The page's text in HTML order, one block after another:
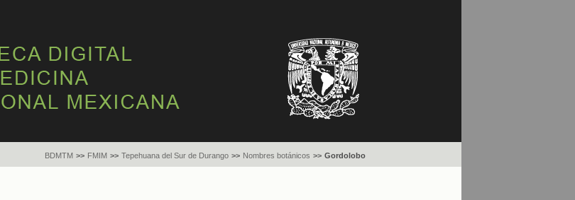
BDMTM >> FMIM >> Tepehuana del Sur de Durango >> Nombres botánicos >> Gordolobo